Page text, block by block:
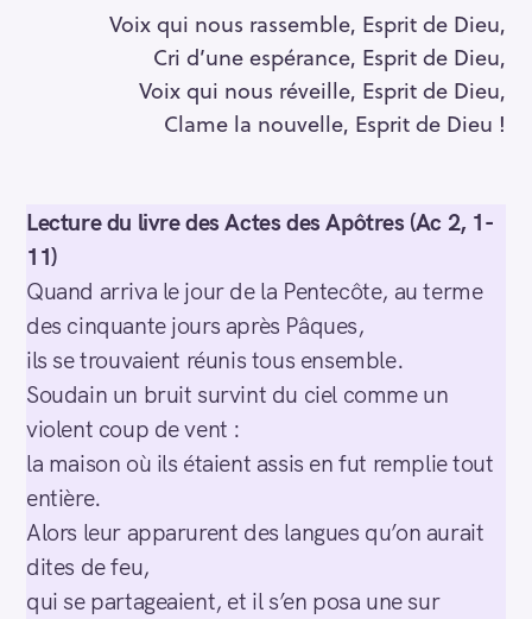
Voix qui nous rassemble, Esprit de Dieu,
Cri d’une espérance, Esprit de Dieu,
Voix qui nous réveille, Esprit de Dieu,
Clame la nouvelle, Esprit de Dieu !
Lecture du livre des Actes des Apôtres (Ac 2, 1-
11)
Quand arriva le jour de la Pentecôte, au terme
des cinquante jours après Pâques,
ils se trouvaient réunis tous ensemble.
Soudain un bruit survint du ciel comme un
violent coup de vent :
la maison où ils étaient assis en fut remplie tout
entière.
Alors leur apparurent des langues qu’on aurait
dites de feu,
qui se partageaient, et il s’en posa une sur